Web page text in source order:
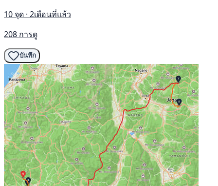
10 จุด · 2เดือนที่แล้ว
208 การดู
บันทึก